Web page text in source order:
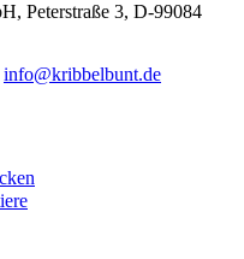
Peterstraße 3, D-99084
info@kribbelbunt.de